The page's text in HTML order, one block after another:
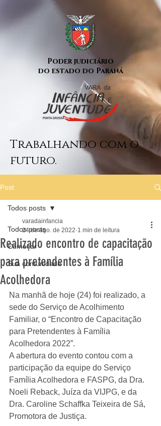
Poder judiciário
do estado do Paraná
Trabalhando com o
futuro.
Post
Todos posts
Começar
Sua comunidade
Todos posts
Realizado encontro de capacitação
para pretendentes à Família
Acolhedora
varadainfancia
24 de ago. de 2022 1 min de leitura
Na manhã de hoje (24) foi realizado, a
sede do Serviço de Acolhimento
Familiar, o “Encontro de Capacitação
para Pretendentes à Família
Acolhedora 2022”.
A abertura do evento contou com a
participação da equipe do Serviço
Família Acolhedora e FASPG, da Dra.
Noeli Reback, Juíza da VIJPG, e da
Dra. Caroline Schaffka Teixeira de Sá,
Promotora de Justiça.